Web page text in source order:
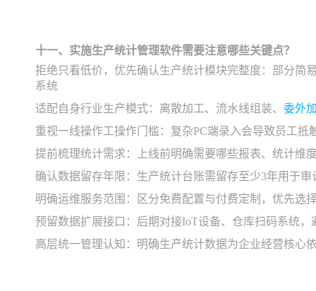
十一、实施生产统计管理软件需要注意哪些关键点？
拒绝只看低价，优先确认生产统计模块完整度：部分简
系统
适配自身行业生产模式：离散加工、流水线组装、 委外
重视一线操作工操作门槛：复杂PC端录入会导致员工
提前梳理统计需求：上线前明确需要哪些报表、统计维
确认数据留存年限：生产统计台账需留存至少3年用于
明确运维服务范围：区分免费配置与付费定制，优先选
预留数据扩展接口：后期对接IoT设备、仓库扫码系统，
高层统一管理认知：明确生产统计数据为企业经营核心